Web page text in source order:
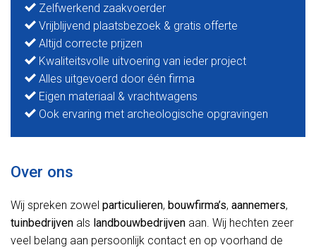
Zelfwerkend zaakvoerder
Vrijblijvend plaatsbezoek & gratis offerte
Altijd correcte prijzen
Kwaliteitsvolle uitvoering van ieder project
Alles uitgevoerd door één firma
Eigen materiaal & vrachtwagens
Ook ervaring met archeologische opgravingen
Over ons
Wij spreken zowel particulieren, bouwfirma’s, aannemers,
tuinbedrijven als landbouwbedrijven aan. Wij hechten zeer
veel belang aan persoonlijk contact en op voorhand de